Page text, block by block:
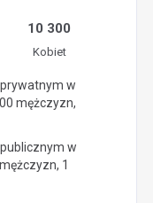
10 300
Kobiet
w
mężczyzn,
w
1